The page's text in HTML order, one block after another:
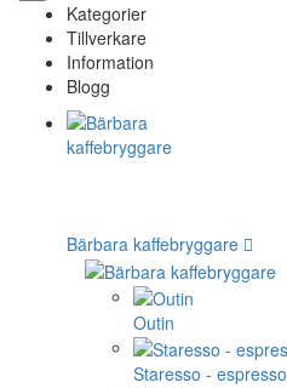
Kategorier
Tillverkare
Information
Blogg
Bärbara kaffebryggare
Outin
Staresso - espresso